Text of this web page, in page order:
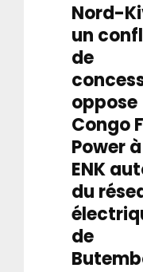
Nord-
un
de
oppose
Congo
Power à
ENK
du
de